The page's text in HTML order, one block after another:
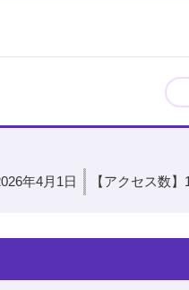
年4月1日 【アクセス数】